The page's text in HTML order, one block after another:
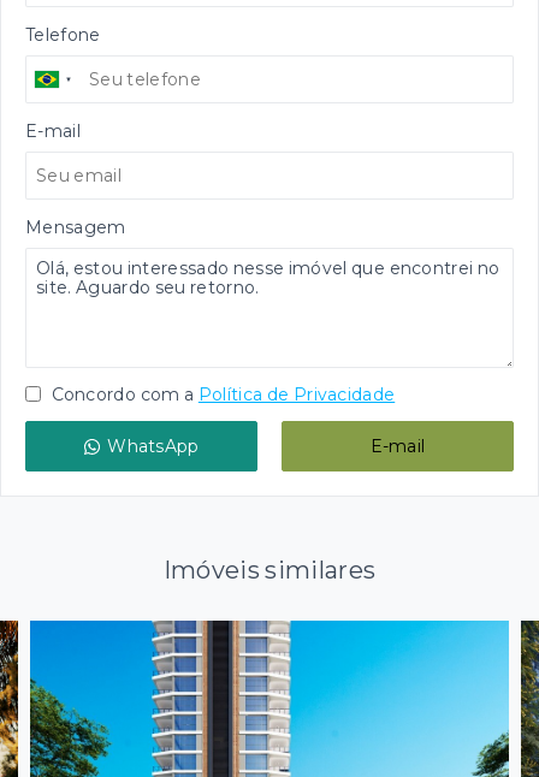
Telefone
E-mail
Mensagem
Concordo com a Política de Privacidade
WhatsApp E-mail
Imóveis similares